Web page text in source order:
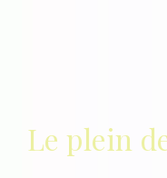
Le plein